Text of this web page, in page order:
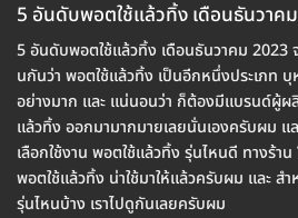
5 อันดับพอตใช้แล้วทิ้ง เดือนธันวาค
5 อันดับพอตใช้แล้วทิ้ง เดือนธันวาคม 2023
นกันว่า พอตใช้แล้วทิ้ง เป็นอีกหนึ่งประเภท
อย่างมาก และ แน่นอนว่า ก็ต้องมีแบรนด์ผู้ผ
แล้วทิ้ง ออกมามากมายเลยนั่นเองครับผม แ
เลือกใช้งาน พอตใช้แล้วทิ้ง รุ่นไหนดี ทางร้า
พอตใช้แล้วทิ้ง น่าใช้มาให้แล้วครับผม และ ส
รุ่นไหนบ้าง เราไปดูกันเลยครับผม